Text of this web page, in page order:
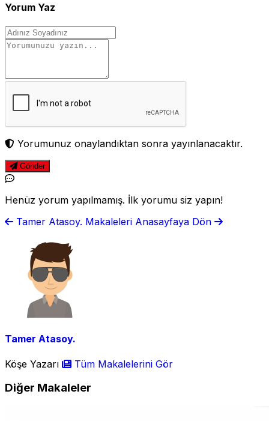
Yorum Yaz
Yorumunuz onaylandıktan sonra yayınlanacaktır.
Gönder
Henüz yorum yapılmamış. İlk yorumu siz yapın!
Tamer Atasoy. Makaleleri Anasayfaya Dön
Tamer Atasoy.
Köşe Yazarı Tüm Makalelerini Gör
Diğer Makaleler